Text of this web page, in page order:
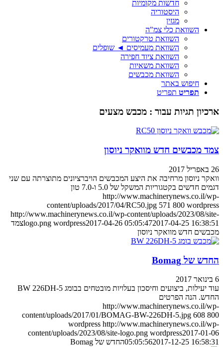
חדשות מקומיות
היסטוריה
מגזין
השוואת כלי צמ"ה
השוואת טרקטורים
השוואת מעמיסים ◄ שופלים
השוואת ציוד חפירה
השוואת משאיות
השוואת מכבשים
חיפוש באתר
תפריט תפריט
ארכיון תגיות עבור : מכבש מצעים
צמד מכבשים חדש מוואקר ניוסון
26 באפריל 2017
וואקר ניוסון מרחיבה את היצע המכבשים הויברציונים מתוצרתה עם שני
דגמים חדשים בקטגוריות המשקל של 5.0 ו-7.0 טון
http://www.machinerynews.co.il/wp-
content/uploads/2017/04/RC50.jpg 571 800 wordpress
http://www.machinerynews.co.il/wp-content/uploads/2023/08/site-
logo.png wordpress2017-04-26 05:05:472017-04-25 16:38:51
צמד
מכבשים חדש מוואקר ניוסון
החדש של Bomag
6 בינואר 2017
עוד יעילות, ביצועים וחיסכון בעלויות מובטחים בבומג BW 226DH-5
החדש. הנה הפרטים
http://www.machinerynews.co.il/wp-
content/uploads/2017/01/BOMAG-BW-226DH-5.jpg 608 800
wordpress http://www.machinerynews.co.il/wp-
content/uploads/2023/08/site-logo.png wordpress2017-01-06
05:05:562017-12-25 16:58:31 החדש של Bomag